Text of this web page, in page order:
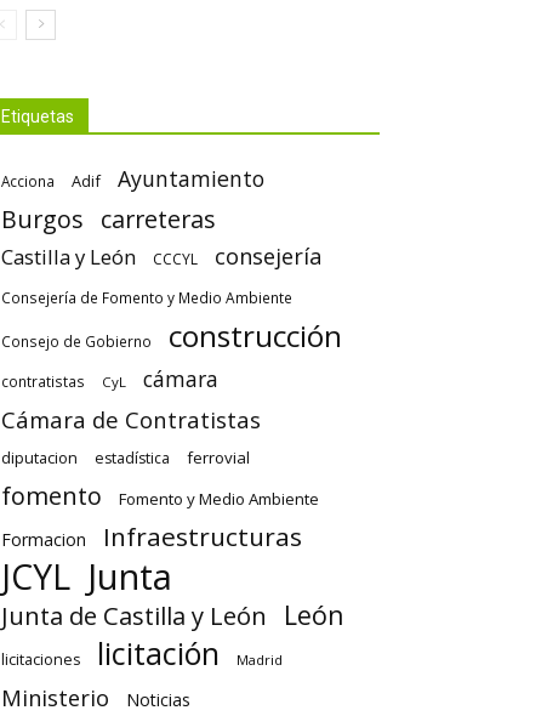
Etiquetas
Acciona Adif Ayuntamiento
Burgos carreteras
Castilla y León CCCYL consejería
Consejería de Fomento y Medio Ambiente
Consejo de Gobierno construcción
contratistas CyL cámara
Cámara de Contratistas
diputacion estadística ferrovial
fomento Fomento y Medio Ambiente
Formacion Infraestructuras
JCYL Junta
Junta de Castilla y León León
licitaciones licitación Madrid
Ministerio Noticias